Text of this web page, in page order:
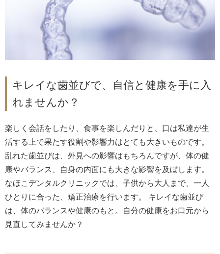
キレイな歯並びで、自信と健康を手に入
れませんか？
楽しく会話をしたり、食事を楽しんだりと、口は私達が生
活する上で果たす役割や影響力はとても大きいものです。
乱れた歯並びは、外見への影響はもちろんですが、体の健
康やバランス、自身の内面にも大きな影響を及ぼします。
なほこデンタルクリニックでは、子供から大人まで、一人
ひとりに合った、矯正治療を行います。 キレイな歯並び
は、体のバランスや健康のもと。自分の健康をお口元から
見直してみませんか？